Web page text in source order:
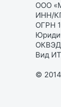
ООО
ИНН/
ОГРН
ОКВЭД
Вид
©